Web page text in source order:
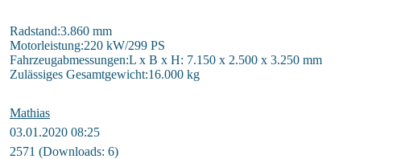
Radstand:3.860 mm
Motorleistung:220 kW/299 PS
Fahrzeugabmessungen:L x B x H: 7.150 x 2.500 x 3.250 mm
Zulässiges Gesamtgewicht:16.000 kg
Mathias
03.01.2020 08:25
2571 (Downloads: 6)